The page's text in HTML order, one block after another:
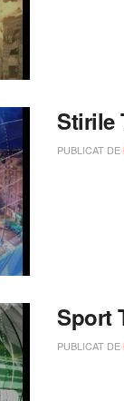
Stirile
PUBLICAT DE
Sport
PUBLICAT DE